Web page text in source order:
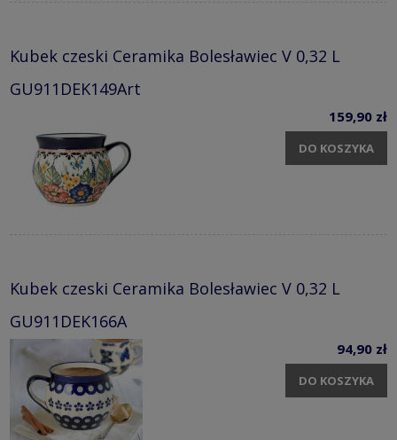
Kubek czeski Ceramika Bolesławiec V 0,32 L
GU911DEK149Art
159,90 zł
DO KOSZYKA
Kubek czeski Ceramika Bolesławiec V 0,32 L
GU911DEK166A
94,90 zł
DO KOSZYKA